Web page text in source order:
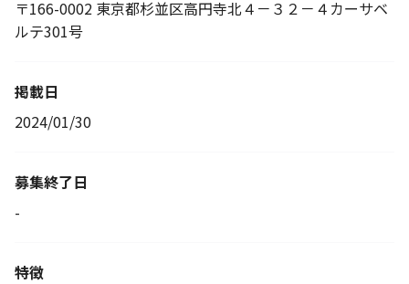
〒166-0002 東京都杉並区高円寺北４－３２－４カーサベ
ルテ301号
掲載日
2024/01/30
募集終了日
-
特徴